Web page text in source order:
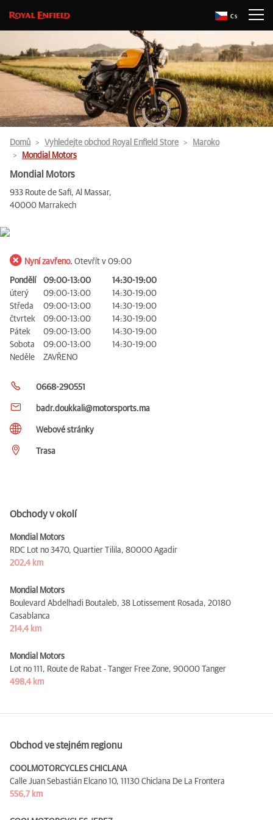
Cs
Domů Vyhledejte obchod Royal Enfield Store
Maroko
Mondial Motors
Mondial Motors
933 Route de Safi, Al Massar,
40000 Marrakech
Nyní zavřeno. Otevřít v 09:00
Pondělí 09:00-13:00
14:30-19:00
úterý
09:00-13:00
14:30-19:00
Středa
09:00-13:00
14:30-19:00
čtvrtek
09:00-13:00
14:30-19:00
Pátek
09:00-13:00
14:30-19:00
Sobota
09:00-13:00
14:30-19:00
Neděle
ZAVŘENO
0668-290551
badr.doukkali@motorsports.ma
Webové stránky
Trasa
Obchody v okolí
Mondial Motors
RDC Lot no 3470, Quartier Tilila, 80000 Agadir
202,4 km
Mondial Motors
Boulevard Abdelhadi Boutaleb, 38 Lotissement Rosada, 20180
Casablanca
214,4 km
Mondial Motors
Lot no 111, Route de Rabat - Tanger Free Zone, 90000 Tanger
498,4 km
Obchod ve stejném regionu
COOLMOTORCYCLES CHICLANA
Calle Juan Sebastián Elcano 10, 11130 Chiclana De La Frontera
556,7 km